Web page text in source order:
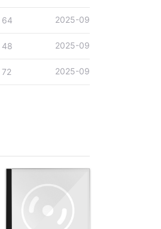
64 2025-09
48 2025-09
72 2025-09